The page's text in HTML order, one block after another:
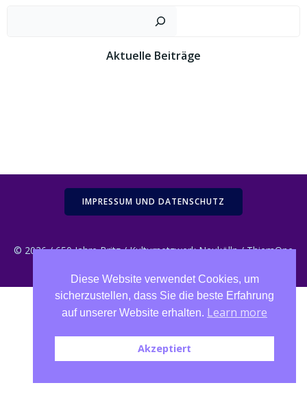
Aktuelle Beiträge
IMPRESSUM UND DATENSCHUTZ
© 2026 / 650 Jahre Britz / Kulturnetzwerk Neukölln / ThiemOne
Diese Website verwendet Cookies, um
sicherzustellen, dass Sie die beste Erfahrung
auf unserer Website erhalten. Learn more
Akzeptiert